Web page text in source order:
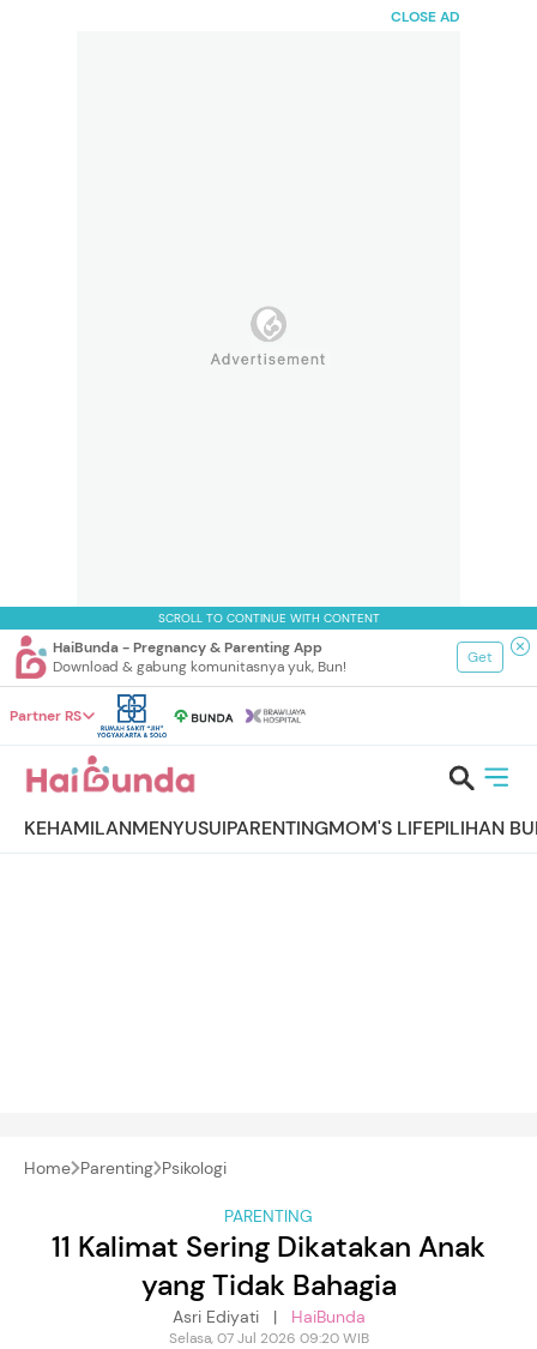
CLOSE AD
SCROLL TO CONTINUE WITH CONTENT
HaiBunda - Pregnancy & Parenting App
Download & gabung komunitasnya yuk, Bun!
Get
Partner RS
KEHAMILANMENYUSUIPARENTINGMOM'S LIFEPILIHAN
Home Parenting Psikologi
PARENTING
11 Kalimat Sering Dikatakan Anak
yang Tidak Bahagia
Asri Ediyati | HaiBunda
Selasa, 07 Jul 2026 09:20 WIB